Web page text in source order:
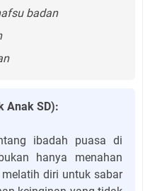
badan
Anak SD):
ibadah puasa di
hanya menahan
diri untuk sabar